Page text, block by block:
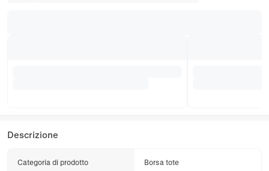
Descrizione
Categoria di prodotto Borsa tote